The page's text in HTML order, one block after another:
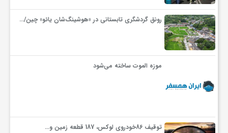
رونق گردشگری تابستانی در «هوشینگ‌شان یائو» چین/…
موزه الموت ساخته می‌شود
توقیف 86خودروی لوکس، 187 قطعه زمین و…